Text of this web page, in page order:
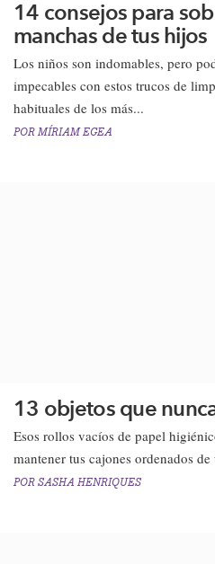
14 consejos para
manchas de tus hijos
​Los niños son indomables, pero
impecables con estos trucos de
habituales de los más...
POR MÍRIAM EGEA
13 objetos que
Esos rollos vacíos de papel
mantener tus cajones ordenados
POR SASHA HENRIQUES